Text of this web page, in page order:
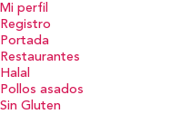
Mi perfil
Registro
Portada
Restaurantes
Halal
Pollos asados
Sin Gluten